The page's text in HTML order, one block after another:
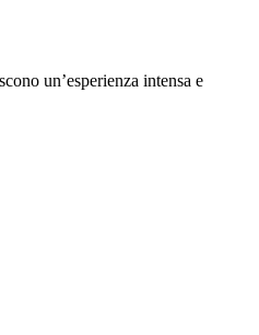
un’esperienza intensa e